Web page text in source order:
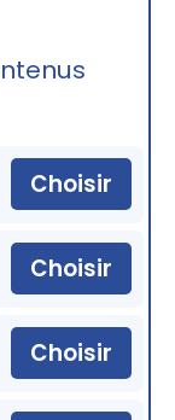
Choisir
Choisir
Choisir